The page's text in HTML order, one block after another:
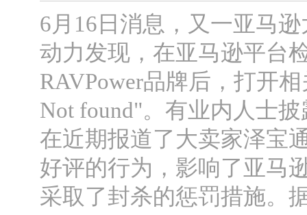
6月16日消息，又一亚马
动力发现，在亚马逊平台
RAVPower品牌后，打开
Not found"。有业内人士
在近期报道了大卖家泽宝
好评的行为，影响了亚马
采取了封杀的惩罚措施。